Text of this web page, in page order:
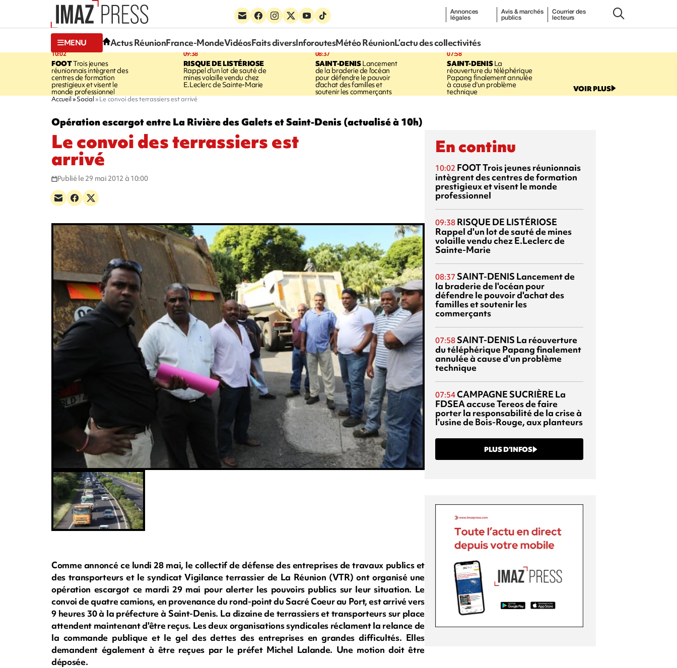
Annonces
légales
Avis & marchés
publics
Courrier des
lecteurs
MENU Actus RéunionFrance-MondeVidéosFaits diversInforoutesMétéo RéunionL’actu des collectivités
10:02
FOOTTrois jeunes
réunionnais intègrent des
centres de formation
prestigieux et visent le
monde professionnel
09:38
RISQUE DE LISTÉRIOSE
Rappel d'un lot de sauté de
mines volaille vendu chez
E.Leclerc de Sainte-Marie
08:37
SAINT-DENISLancement
de la braderie de l'océan
pour défendre le pouvoir
d'achat des familles et
soutenir les commerçants
07:58
SAINT-DENISLa
réouverture du téléphérique
Papang finalement annulée
à cause d'un problème
technique VOIR PLUS
Accueil Social Le convoi des terrassiers est arrivé
Opération escargot entre La Rivière des Galets et Saint-Denis (actualisé à 10h)
Le convoi des terrassiers est
arrivé
Publié le 29 mai 2012 à 10:00
Comme annoncé ce lundi 28 mai, le collectif de défense des entreprises de travaux publics et
des transporteurs et le syndicat Vigilance terrassier de La Réunion (VTR) ont organisé une
opération escargot ce mardi 29 mai pour alerter les pouvoirs publics sur leur situation. Le
convoi de quatre camions, en provenance du rond-point du Sacré Coeur au Port, est arrivé vers
9 heures 30 à la préfecture à Saint-Denis. La dizaine de terrassiers et transporteurs sur place
attendent maintenant d'être reçus. Les deux organisations syndicales réclament la relance de
la commande publique et le gel des dettes des entreprises en grandes difficultés. Elles
demandent également à être reçues par le préfet Michel Lalande. Une motion doit être
déposée.
En continu
10:02 FOOTTrois jeunes réunionnais
intègrent des centres de formation
prestigieux et visent le monde
professionnel
09:38 RISQUE DE LISTÉRIOSE
Rappel d'un lot de sauté de mines
volaille vendu chez E.Leclerc de
Sainte-Marie
08:37 SAINT-DENIS Lancement de
la braderie de l'océan pour
défendre le pouvoir d'achat des
familles et soutenir les
commerçants
07:58 SAINT-DENIS La réouverture
du téléphérique Papang finalement
annulée à cause d'un problème
technique
07:54CAMPAGNE SUCRIÈRE La
FDSEA accuse Tereos de faire
porter la responsabilité de la crise à
l'usine de Bois-Rouge, aux planteurs
PLUS D’INFOS